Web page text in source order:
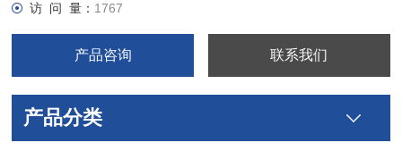
访 问 量： 1767
产品咨询 联系我们
产品分类